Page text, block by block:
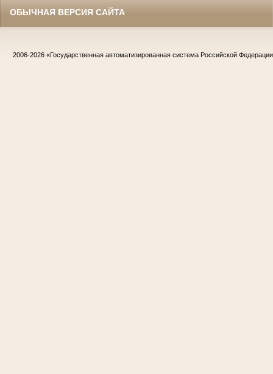
ОБЫЧНАЯ ВЕРСИЯ САЙТА
2006-2026 «Государственная автоматизированная система Российской